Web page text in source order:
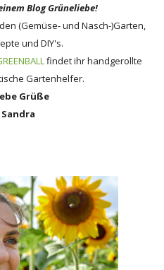
Blog Grüneliebe!
(Gemüse- und Nasch-)Garten,
und DIY's.
findet ihr handgerollte
Gartenhelfer.
Grüße
Sandra